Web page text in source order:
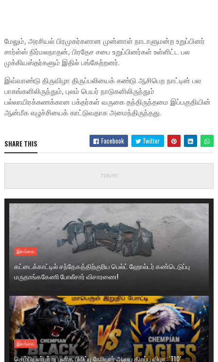
மேலும், அரசியல் பிரமுகர்களான முன்னாள் நாடாளுமன்ற உறுப்பினர்
சார்ள்ஸ் நிர்மலநாதன், பிரதேச சபை உறுப்பினர்கள் உள்ளிட்ட பல
முக்கியஸ்தர்களும் இதில் பங்கேற்றனர்.
இவ்வாண்டு திருவிழா திருப்பலியைக் கண்டு ஆசிபெற நாட்டின் பல
பாகங்களிலிருந்தும், புலம் பெயர் நாடுகளிலிருந்தும்
பல்லாயிரக்கணக்கான பக்தர்கள் வருகை தந்திருந்தமை இப்பகுதியின்
ஆன்மீக எழுச்சியைக் காட்டுவதாக அமைந்திருந்தது.
SHARE THIS Facebook Twitter
இலங்கை
கட்டைக்காட்டில் சந்தேகத்திற்குரிய பெல்ட் ஹோல்டர் கண்டெடுப்பு
மருதாங்ககேணி போலீசார் விசாரணை!
இலங்கை
செம்பியன்பற்று புனித பிலிப்பு நேரியார் ஆலய திறப்பு விழா: ‘T10’